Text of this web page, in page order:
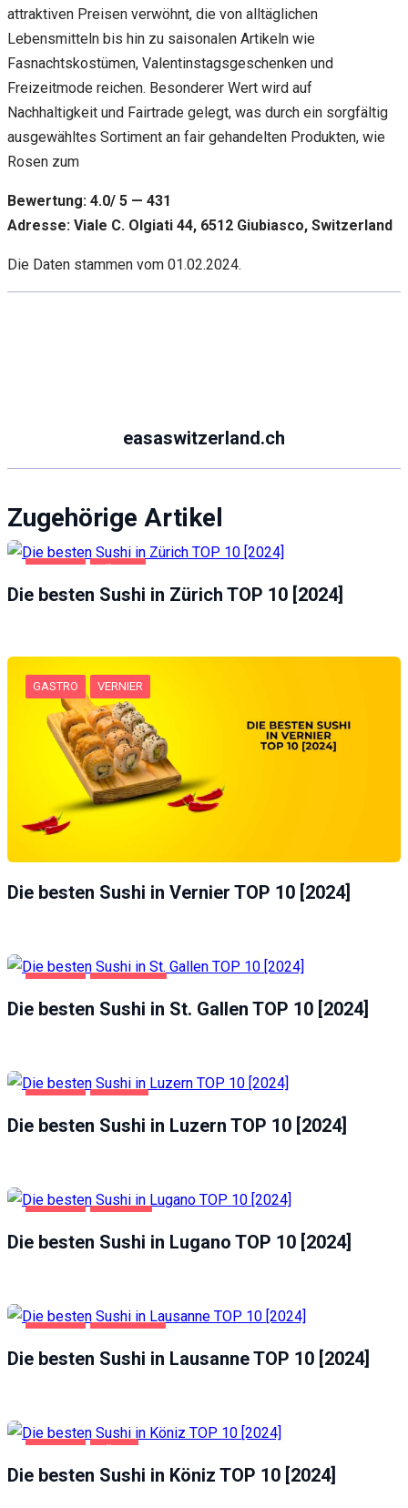
attraktiven Preisen verwöhnt, die von alltäglichen
Lebensmitteln bis hin zu saisonalen Artikeln wie
Fasnachtskostümen, Valentinstagsgeschenken und
Freizeitmode reichen. Besonderer Wert wird auf
Nachhaltigkeit und Fairtrade gelegt, was durch ein sorgfältig
ausgewähltes Sortiment an fair gehandelten Produkten, wie
Rosen zum
Bewertung: 4.0/ 5 — 431
Adresse: Viale C. Olgiati 44, 6512 Giubiasco, Switzerland
Die Daten stammen vom 01.02.2024.
easaswitzerland.ch
Zugehörige Artikel
Die besten Sushi in Zürich TOP 10 [2024]
GASTRO VERNIER
Die besten Sushi in Vernier TOP 10 [2024]
Die besten Sushi in St. Gallen TOP 10 [2024]
Die besten Sushi in Luzern TOP 10 [2024]
Die besten Sushi in Lugano TOP 10 [2024]
Die besten Sushi in Lausanne TOP 10 [2024]
Die besten Sushi in Köniz TOP 10 [2024]